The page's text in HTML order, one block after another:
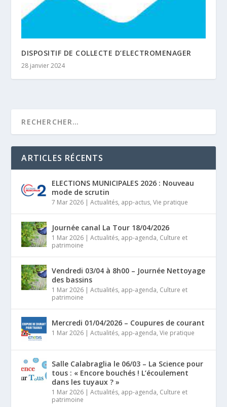
DISPOSITIF DE COLLECTE D’ELECTROMENAGER
28 janvier 2024
ARTICLES RÉCENTS
ELECTIONS MUNICIPALES 2026 : Nouveau
mode de scrutin
7 Mar 2026 |Actualités, app-actus,Vie pratique
Journée canal La Tour 18/04/2026
1 Mar 2026 |Actualités, app-agenda, Culture et
patrimoine
Vendredi 03/04 à 8h00 – Journée Nettoyage
des bassins
1 Mar 2026 |Actualités, app-agenda, Culture et
patrimoine
Mercredi 01/04/2026 – Coupures de courant
1 Mar 2026 |Actualités, app-agenda,Vie pratique
Salle Calabraglia le 06/03 – La Science pour
tous : « Encore bouchés ! L’écoulement
dans les tuyaux ? »
1 Mar 2026 |Actualités, app-agenda, Culture et
patrimoine